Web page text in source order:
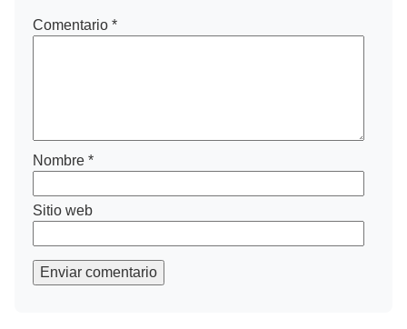
Comentario *
Nombre *
Sitio web
Enviar comentario